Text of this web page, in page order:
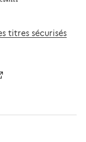
titres sécurisés